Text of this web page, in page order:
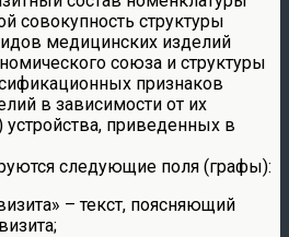
совокупность структуры
медицинских изделий
союза и структуры
признаков
в зависимости от их
устройства, приведенных в
следующие поля (графы):
– текст, поясняющий